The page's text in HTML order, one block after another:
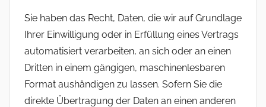
Sie haben das Recht, Daten, die wir auf Grundlage
Ihrer Einwilligung oder in Erfüllung eines Vertrags
automatisiert verarbeiten, an sich oder an einen
Dritten in einem gängigen, maschinenlesbaren
Format aushändigen zu lassen. Sofern Sie die
direkte Übertragung der Daten an einen anderen